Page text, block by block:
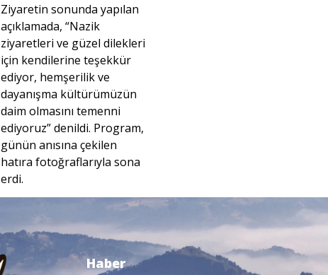
Ziyaretin sonunda yapılan
açıklamada, “Nazik
ziyaretleri ve güzel dilekleri
için kendilerine teşekkür
ediyor, hemşerilik ve
dayanışma kültürümüzün
daim olmasını temenni
ediyoruz” denildi. Program,
günün anısına çekilen
hatıra fotoğraflarıyla sona
erdi.
Haber